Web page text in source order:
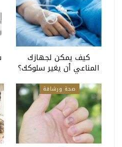
كيف يمكن لجهازك
المناعي أن يغير سلوكك؟
صحة ورشاقة